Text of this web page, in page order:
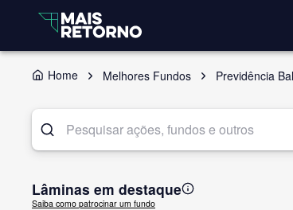
Home Melhores Fundos Previdência
Lâminas em destaque
Saiba como patrocinar um fundo